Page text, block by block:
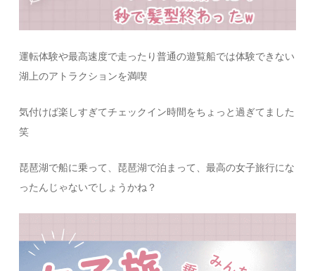
運転体験や最高速度で走ったり普通の遊覧船では体験できない
湖上のアトラクションを満喫
気付けば楽しすぎてチェックイン時間をちょっと過ぎてました
笑
琵琶湖で船に乗って、琵琶湖で泊まって、最高の女子旅行にな
ったんじゃないでしょうかね？